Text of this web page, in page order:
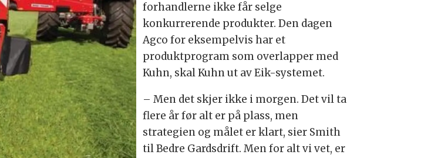
forhandlerne ikke får selge
konkurrerende produkter. Den dagen
Agco for eksempelvis har et
produktprogram som overlapper med
Kuhn, skal Kuhn ut av Eik-systemet.
– Men det skjer ikke i morgen. Det vil ta
flere år før alt er på plass, men
strategien og målet er klart, sier Smith
til Bedre Gardsdrift. Men for alt vi vet, er